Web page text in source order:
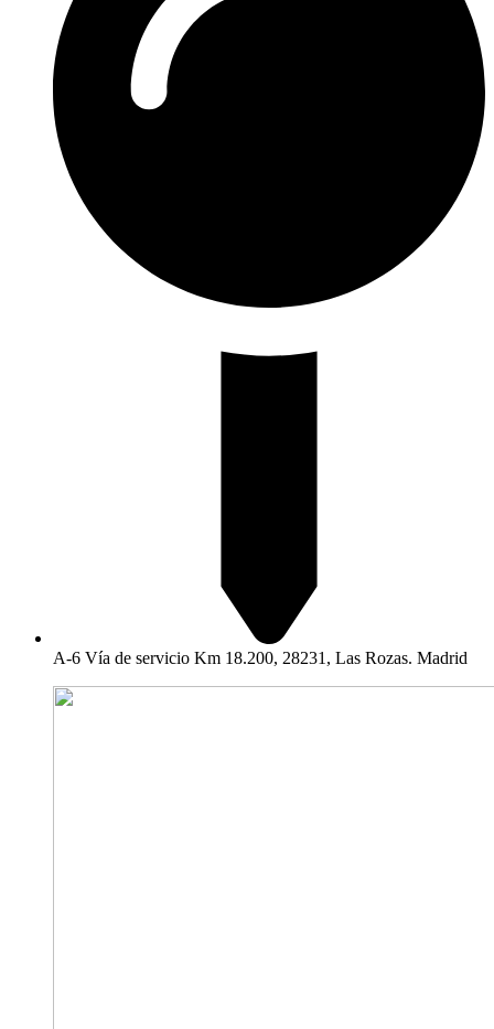
A-6 Vía de servicio Km 18.200, 28231, Las Rozas. Madrid